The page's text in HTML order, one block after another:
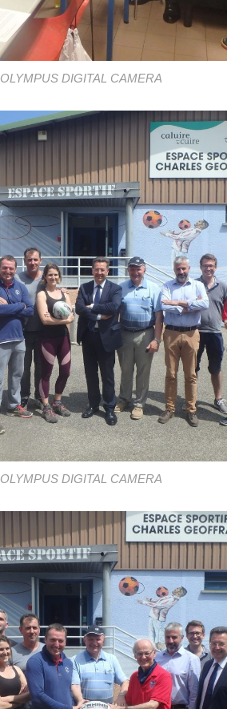
OLYMPUS DIGITAL CAMERA
OLYMPUS DIGITAL CAMERA